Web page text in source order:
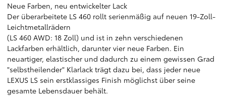
Neue Farben, neu entwickelter Lack
Der überarbeitete LS 460 rollt serienmäßig auf neuen 19-Zoll-
Leichtmetallrädern
(LS 460 AWD: 18 Zoll) und ist in zehn verschiedenen
Lackfarben erhältlich, darunter vier neue Farben. Ein
neuartiger, elastischer und dadurch zu einem gewissen Grad
"selbstheilender" Klarlack trägt dazu bei, dass jeder neue
LEXUS LS sein erstklassiges Finish möglichst über seine
gesamte Lebensdauer behält.